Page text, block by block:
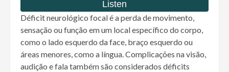
Déficit neurológico focal é a perda de movimento,
sensação ou função em um local específico do corpo,
como o lado esquerdo da face, braço esquerdo ou
áreas menores, como a língua. Complicações na visão,
audição e fala também são considerados déficits